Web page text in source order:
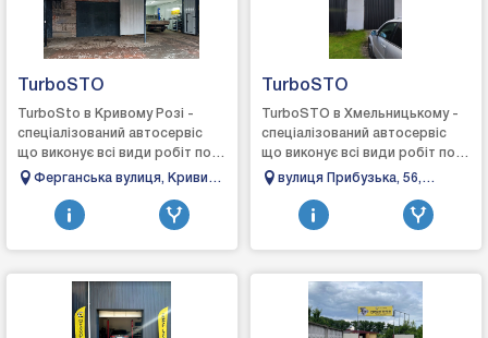
TurboSTO
TurboSto в Кривому Розі -
спеціалізований автосервіс
що виконує всі види робіт по
турбінах: зняття, діагностика,
виго...
Ферганська вулиця, Кривий
Ріг, Дніпропетровська
область, 50000
TurboSTO
TurboSTO в Хмельницькому -
спеціалізований автосервіс
що виконує всі види робіт по
турбінах: зняття, діагностика,
вулиця Прибузька, 56,
Хмельницький, Хмельницька
область, 29000